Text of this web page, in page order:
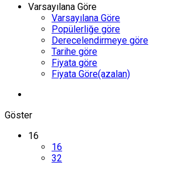
Varsayılana Göre
Varsayılana Göre
Popülerliğe göre
Derecelendirmeye göre
Tarihe göre
Fiyata göre
Fiyata Göre(azalan)
Göster
16
16
32